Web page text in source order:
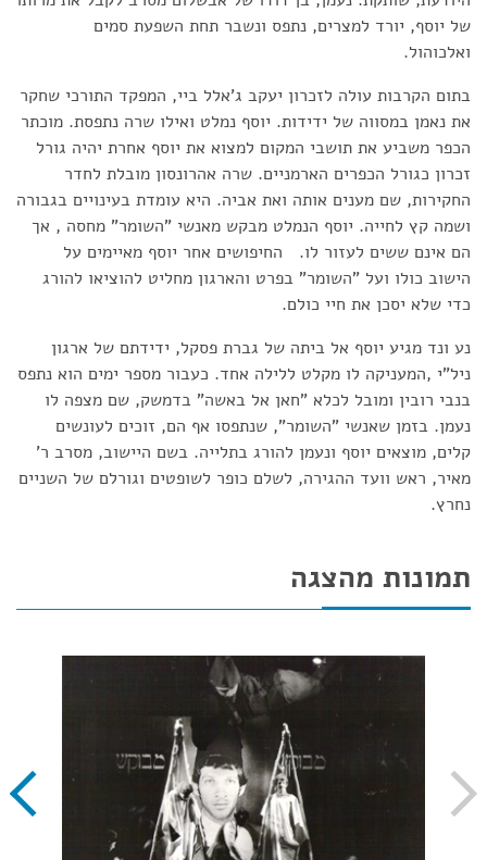
של יוסף, יורד למצרים, נתפס ונשבר תחת השפעת סמים
ואלכוהול.
בתום הקרבות עולה לזכרון יעקב ג'אלל ביי, המפקד התורכי שחקר
את נאמן במסווה של ידידות. יוסף נמלט ואילו שרה נתפסת. מוכתר
הכפר משביע את תושבי המקום למצוא את יוסף אחרת יהיה גורל
זכרון כגורל הכפרים הארמניים. שרה אהרונסון מובלת לחדר
החקירות, שם מענים אותה ואת אביה. היא עומדת בעינויים בגבורה
ושמה קץ לחייה. יוסף הנמלט מבקש מאנשי "השומר" מחסה , אך
הם אינם ששים לעזור לו. החיפושים אחר יוסף מאיימים על
הישוב כולו ועל "השומר" בפרט והארגון מחליט להוציאו להורג
כדי שלא יסכן את חיי כולם.
נע ונד מגיע יוסף אל ביתה של גברת פסקל, ידידתם של ארגון
ניל"י ,המעניקה לו מקלט ללילה אחד. כעבור מספר ימים הוא נתפס
בנבי רובין ומובל לכלא "חאן אל באשה" בדמשק, שם מצפה לו
נעמן. בזמן שאנשי "השומר", שנתפסו אף הם, זוכים לעונשים
קלים, מוצאים יוסף ונעמן להורג בתלייה. בשם היישוב, מסרב ר'
מאיר, ראש וועד ההגירה, לשלם כופר לשופטים וגורלם של השניים
נחרץ.
תמונות מהצגה